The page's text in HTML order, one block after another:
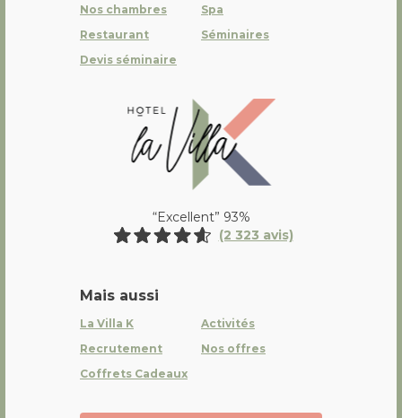
Nos chambres
Spa
Restaurant
Séminaires
Devis séminaire
La Villa K Hôtel Spa Restaurant
“Excellent” 93%
(2 323 avis)
Mais aussi
La Villa K
Activités
Recrutement
Nos offres
Coffrets Cadeaux